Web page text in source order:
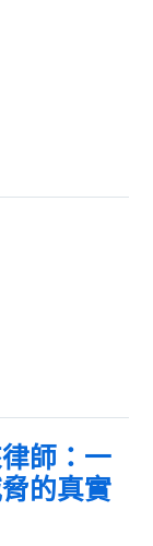
師：一
的真實